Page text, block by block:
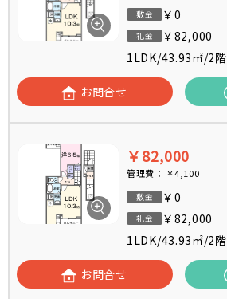
敷金 ￥0
礼金
￥82,000
1LDK/43.93㎡/2階
お問合せ
￥82,000
管理費： ￥4,100
敷金 ￥0
礼金
￥82,000
1LDK/43.93㎡/2階
お問合せ